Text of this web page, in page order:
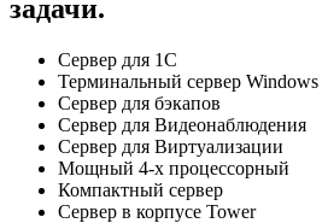
задачи.
Сервер для 1С
Терминальный сервер Windows
Сервер для бэкапов
Сервер для Видеонаблюдения
Сервер для Виртуализации
Мощный 4-х процессорный
Компактный сервер
Сервер в корпусе Tower